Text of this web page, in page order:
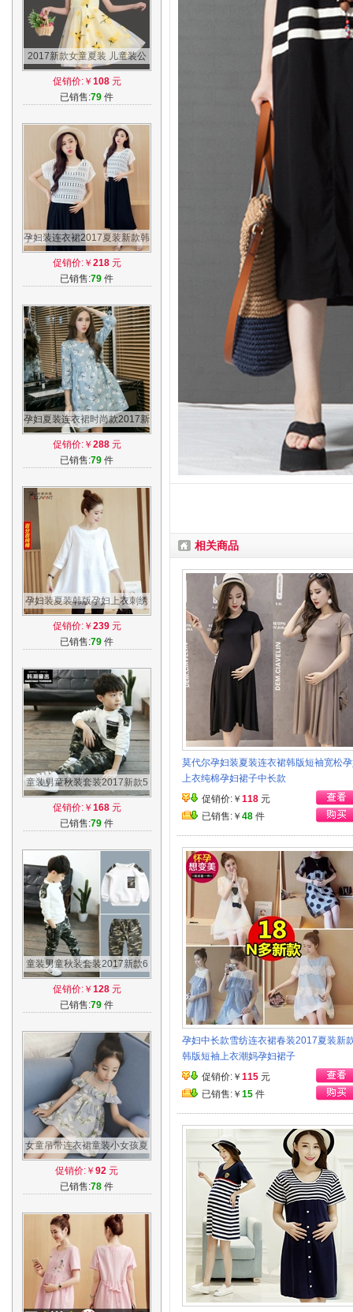
2017新款女童夏装 儿童装公
主连衣裙 小孩女孩群子中大童
背带裙子
促销价:￥ 108元
已销售:79 件
孕妇装连衣裙2017夏装新款韩
版时尚孕妇长裙外出哺乳两件
套裙子
促销价:￥ 218元
已销售:79 件
孕妇夏装连衣裙时尚款2017新
款韩版哺乳纯棉中长款上衣孕
妇装春装
促销价:￥ 288元
已销售:79 件
孕妇装夏装韩版孕妇上衣刺绣
花夏季纯棉孕妇裙大码2017春
装时尚潮
促销价:￥ 239元
已销售:79 件
童装男童秋装套装2017新款5
春秋季7迷彩9岁8中大童衣服
儿童韩版潮
促销价:￥ 168元
已销售:79 件
童装男童秋装套装2017新款6
儿童迷彩8岁男孩春秋季韩版
两件套潮衣
促销价:￥ 128元
已销售:79 件
女童吊带连衣裙童装小女孩夏
季荷叶边露肩背心裙公主裙儿
童裙子
促销价:￥ 92 元
已销售:78 件
相关商品
莫代尔孕妇装夏装连衣裙韩版短袖宽松
上衣纯棉孕妇裙子中长款
促销价:￥ 118 元
已销售:￥ 48 件
孕妇中长款雪纺连衣裙春装2017夏装新
韩版短袖上衣潮妈孕妇裙子
促销价:￥ 115 元
已销售:￥ 15 件